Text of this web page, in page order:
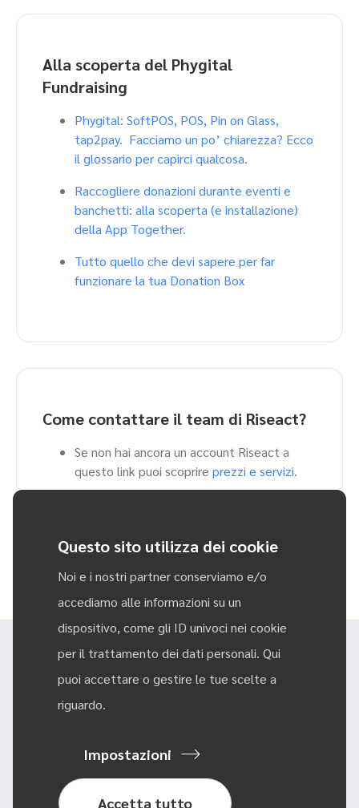
Questo sito utilizza dei cookie
Noi e i nostri partner conserviamo e/o
accediamo alle informazioni su un
dispositivo, come gli ID univoci nei cookie
per il trattamento dei dati personali. Qui
puoi accettare o gestire le tue scelte a
riguardo.
Impostazioni
Alla scoperta del Phygital
Fundraising
Phygital: SoftPOS, POS, Pin on Glass,
tap2pay. Facciamo un po’ chiarezza? Ecco
il glossario per capirci qualcosa.
Raccogliere donazioni durante eventi e
banchetti: alla scoperta (e installazione)
della App Together.
Tutto quello che devi sapere per far
funzionare la tua Donation Box
Come contattare il team di Riseact?
Se non hai ancora un account Riseact a
questo link puoi scoprire prezzi e servizi.
assistenza
@ 2023 Riseact